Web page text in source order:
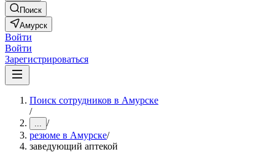
Поиск
Амурск
Войти
Войти
Зарегистрироваться
Поиск сотрудников в Амурске
/
... /
резюме в Амурске/
заведующий аптекой